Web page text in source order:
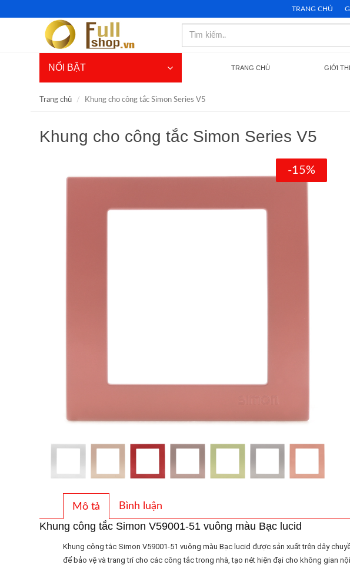
TRANG CHỦ
NỔI BẬT TRANG CHỦ GIỚI
Trang chủ Khung cho công tắc Simon Series V5
Khung cho công tắc Simon Series V5
-15%
Mô tả Bình luận
Khung công tắc Simon V59001-51 vuông màu Bạc lucid
Khung công tắc Simon V59001-51 vuông màu Bạc lucid được sản xuất trên dây
để bảo vệ và trang trí cho các công tắc trong nhà, tạo nét hiện đại cho không gian